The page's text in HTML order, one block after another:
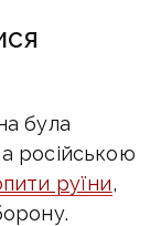
була
російською
руїни,